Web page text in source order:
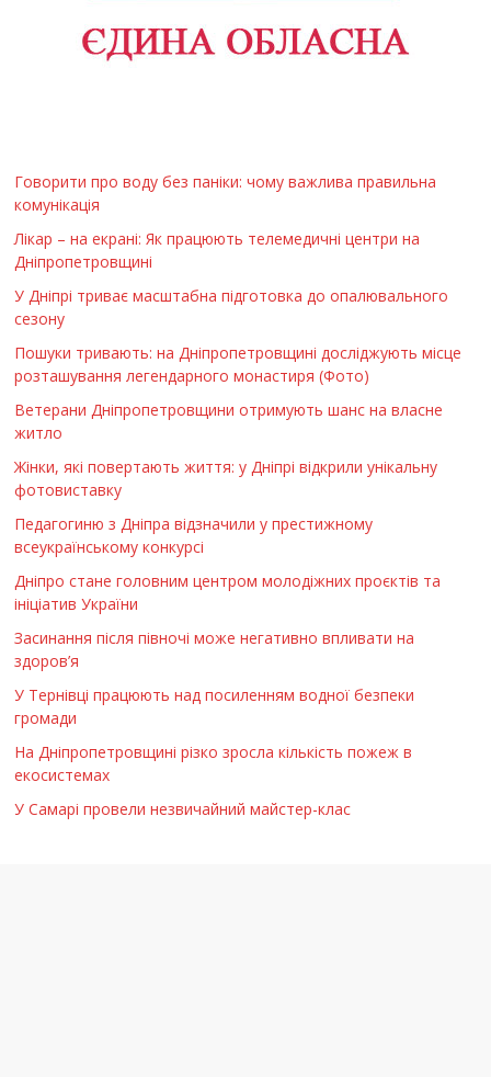
Говорити про воду без паніки: чому важлива правильна
комунікація
Лікар – на екрані: Як працюють телемедичні центри на
Дніпропетровщині
У Дніпрі триває масштабна підготовка до опалювального
сезону
Пошуки тривають: на Дніпропетровщині досліджують місце
розташування легендарного монастиря (Фото)
Ветерани Дніпропетровщини отримують шанс на власне
житло
Жінки, які повертають життя: у Дніпрі відкрили унікальну
фотовиставку
Педагогиню з Дніпра відзначили у престижному
всеукраїнському конкурсі
Дніпро стане головним центром молодіжних проєктів та
ініціатив України
Засинання після півночі може негативно впливати на
здоров’я
У Тернівці працюють над посиленням водної безпеки
громади
На Дніпропетровщині різко зросла кількість пожеж в
екосистемах
У Самарі провели незвичайний майстер-клас